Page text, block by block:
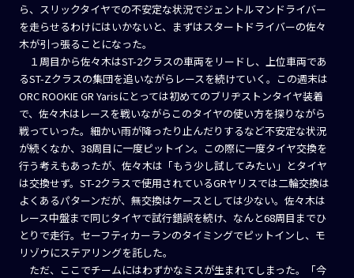
ら、スリックタイヤでの不安定な状況でジェントルマンドライバー
を走らせるわけにはいかないと、まずはスタートドライバーの佐々
木が引っ張ることになった。
１周目から佐々木はST-2クラスの車両をリードし、上位車両であ
るST-Zクラスの集団を追いながらレースを続けていく。この週末は
ORC ROOKIE GR Yarisにとっては初めてのブリヂストンタイヤ装着
で、佐々木はレースを戦いながらこのタイヤの使い方を探りながら
戦っていった。細かい雨が降ったり止んだりするなど不安定な状況
が続くなか、38周目に一度ピットイン。この際に一度タイヤ交換を
行う考えもあったが、佐々木は「もう少し試してみたい」とタイヤ
は交換せず。ST-2クラスで使用されているGRヤリスでは二輪交換は
よくあるパターンだが、無交換はケースとしては少ない。佐々木は
レース中盤まで同じタイヤで試行錯誤を続け、なんと68周目までひ
とりで走行。セーフティカーランのタイミングでピットインし、モ
リゾウにステアリングを託した。
ただ、ここでチームにはわずかなミスが生まれてしまった。「今